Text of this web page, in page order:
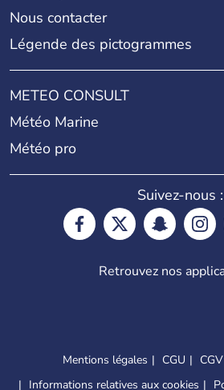
Nous contacter
Légende des pictogrammes
METEO CONSULT
Météo Marine
Météo pro
Suivez-nous :
Retrouvez nos
Mentions légales CGU CGV
Informations relatives aux cookies